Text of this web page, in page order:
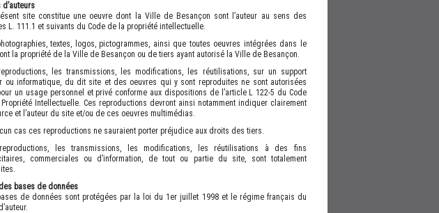
d’auteurs
site constitue une oeuvre dont la Ville de Besançon sont l’auteur au sens des
L. 111.1 et suivants du Code de la propriété intellectuelle.
textes, logos, pictogrammes, ainsi que toutes oeuvres intégrées dans le
la propriété de la Ville de Besançon ou de tiers ayant autorisé la Ville de Besançon.
les transmissions, les modifications, les réutilisations, sur un support
ou informatique, du dit site et des oeuvres qui y sont reproduites ne sont autorisées
un usage personnel et privé conforme aux dispositions de l’article L 122-5 du Code
Intellectuelle. Ces reproductions devront ainsi notamment indiquer clairement
et l’auteur du site et/ou de ces oeuvres multimédias.
cas ces reproductions ne sauraient porter préjudice aux droits des tiers.
les transmissions, les modifications, les réutilisations à des fins
commerciales ou d’information, de tout ou partie du site, sont totalement
bases de données
de données sont protégées par la loi du 1er juillet 1998 et le régime français du